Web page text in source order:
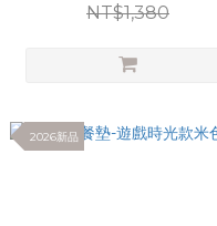
NT$1,380
2026新品